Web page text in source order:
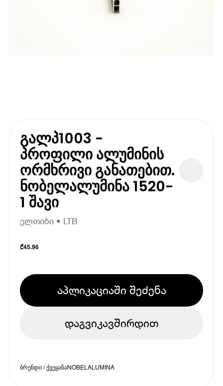
გალპ1003 -
პროფილი ალუმინის
ორმხრივი განათებით.
ნობელალუმინა 1520-
1 შავი
ელთიბი • LTB
₾45.96
აპლიკაციაში შეძენა
დაგვიკავშირდით
ბრენდი / ქვეყანაNOBELALUMINA